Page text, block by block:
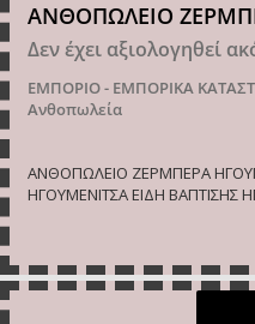
ΑΝΘΟΠΩΛΕΙΟ
Δεν έχει αξιολογηθεί
ΕΜΠΟΡΙΟ - ΕΜΠΟΡΙΚΑ
Ανθοπωλεία
ΑΝΘΟΠΩΛΕΙΟ ΖΕΡΜΠΕΡΑ
ΗΓΟΥΜΕΝΙΤΣΑ ΕΙΔΗ ΒΑΠΤΙΣΗΣ